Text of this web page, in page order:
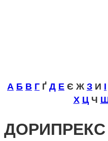
А Б В Г ҐД ЕЄ ЖЗ И І
Х ЦЧ
ДОРИПРЕКС